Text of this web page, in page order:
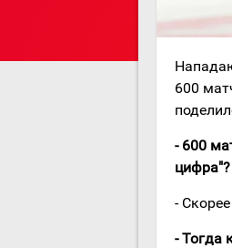
600
- 600
цифра"?
-
- Тогда